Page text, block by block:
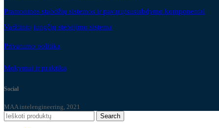
Pramoninės stabdžių sistemos ir pavarų/sustabdymo komponentai
Varžtinių jungčių stebėjimo sistema
Privatumo politika
Mokymai ir praktika
Social
MAA intelengineering, 2021
Search